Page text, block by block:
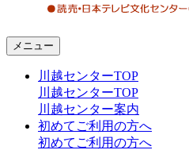
メニュー
川越センターTOP
川越センターTOP
川越センター案内
初めてご利用の方へ
初めてご利用の方へ